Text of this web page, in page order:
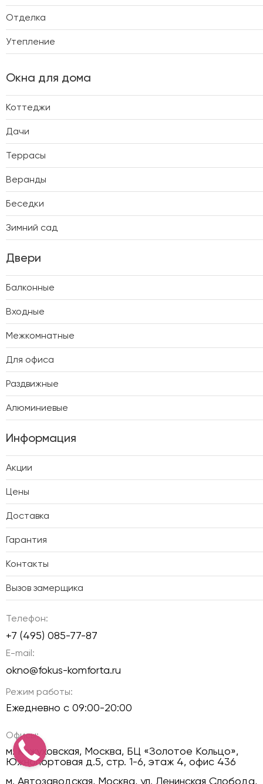
Отделка
Утепление
Окна для дома
Коттеджи
Дачи
Террасы
Веранды
Беседки
Зимний сад
Двери
Балконные
Входные
Межкомнатные
Для офиса
Раздвижные
Алюминиевые
Информация
Акции
Цены
Доставка
Гарантия
Контакты
Вызов замерщика
Телефон:
+7 (495) 085-77-87
E-mail:
okno@fokus-komforta.ru
Режим работы:
Ежедневно с 09:00-20:00
Офисы:
м. Кожуховская, Москва, БЦ «Золотое Кольцо»,
Южнопортовая д.5, стр. 1-6, этаж 4, офис 436
м. Автозаводская, Москва, ул. Ленинская Слобода,